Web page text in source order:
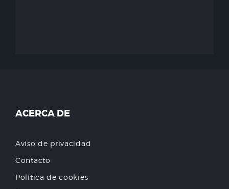
ACERCA DE
Aviso de privacidad
Contacto
Política de cookies